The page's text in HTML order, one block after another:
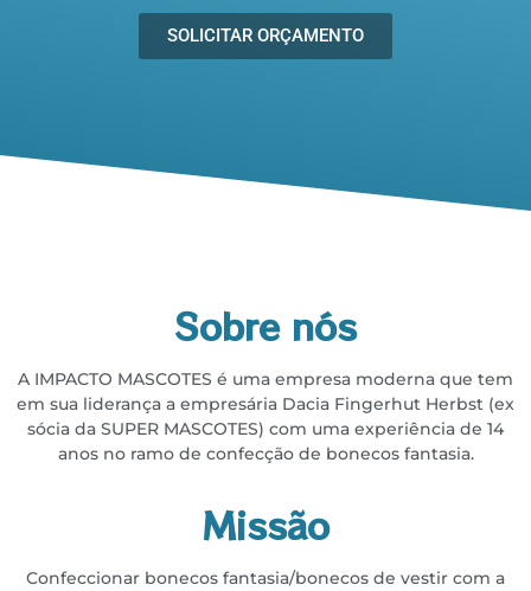
SOLICITAR ORÇAMENTO
Sobre nós
A IMPACTO MASCOTES é uma empresa moderna que tem
em sua liderança a empresária Dacia Fingerhut Herbst (ex
sócia da SUPER MASCOTES) com uma experiência de 14
anos no ramo de confecção de bonecos fantasia.
Missão
Confeccionar bonecos fantasia/bonecos de vestir com a